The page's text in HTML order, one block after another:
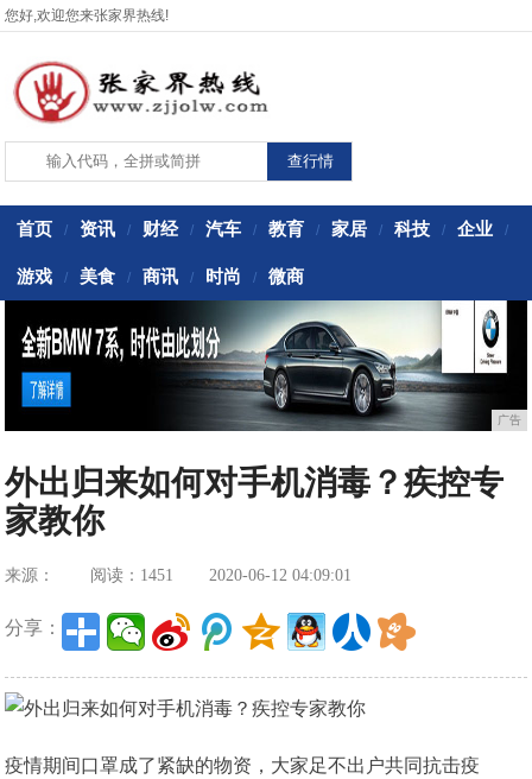
您好,欢迎您来张家界热线!
首页 / 资讯 / 财经 / 汽车 / 教育 / 家居 / 科技 / 企业 /
游戏 / 美食 / 商讯 / 时尚 / 微商
广告
外出归来如何对手机消毒？疾控专
家教你
来源： 阅读：1451 2020-06-12 04:09:01
分享：
疫情期间口罩成了紧缺的物资，大家足不出户共同抗击疫